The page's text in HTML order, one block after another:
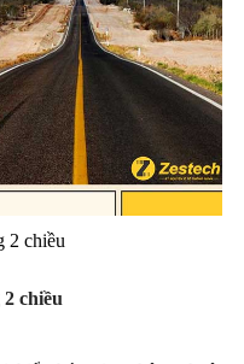
2 chiều
chiều